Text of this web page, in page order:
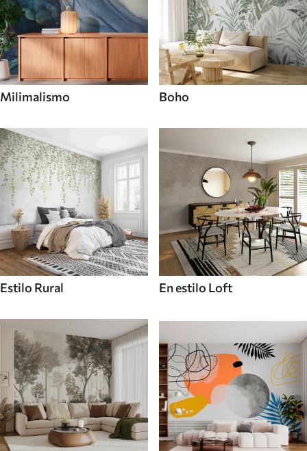
Milimalismo Boho
Estilo Rural En estilo Loft